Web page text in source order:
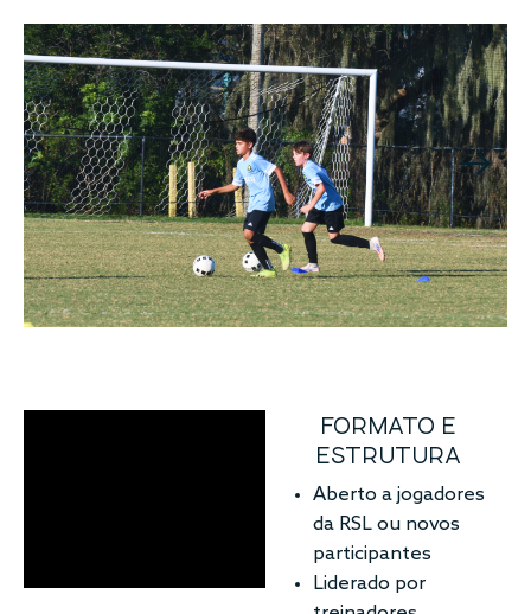
FORMATO E
ESTRUTURA
Aberto a jogadores
da RSL ou novos
participantes
Liderado por